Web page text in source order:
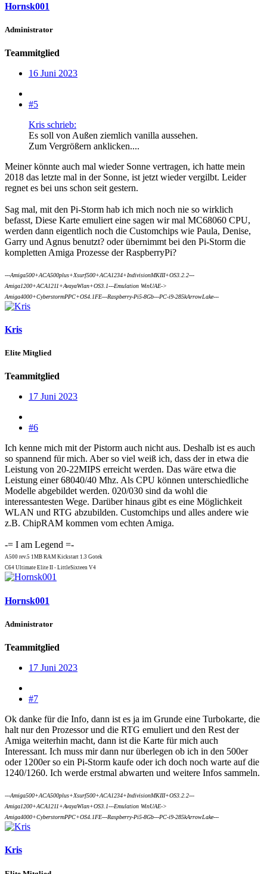
Hornsk001
Administrator
Teammitglied
16 Juni 2023
#5
Kris schrieb:
Es soll von Außen ziemlich vanilla aussehen.
Zum Vergrößern anklicken....
Meiner könnte auch mal wieder Sonne vertragen, ich hatte mein
2018 das letzte mal in der Sonne, ist jetzt wieder vergilbt. Leider
regnet es bei uns schon seit gestern.
Sag mal, mit den Pi-Storm hab ich mich noch nie so wirklich
befasst, Diese Karte emuliert eine sagen wir mal MC68060 CPU,
werden dann eigentlich noch die Customchips wie Paula, Denise,
Garry und Agnus benutzt? oder übernimmt bei den Pi-Storm die
kompletten Amiga Prozesse der RaspberryPi?
---Amiga500+ACA500plus+Xsurf500+ACA1234+IndivisionMKIII+OS3.2.2---
Amiga1200+ACA1211+AvayaWlan+OS3.1---Emulation WinUAE->
Amiga4000+CyberstormPPC+OS4.1FE---Raspberry-Pi5-8Gb---PC-i9-285kArrowLake---
Kris
Elite Mitglied
Teammitglied
17 Juni 2023
#6
Ich kenne mich mit der Pistorm auch nicht aus. Deshalb ist es auch
so spannend für mich. Aber so viel weiß ich, dass der in etwa die
Leistung von 20-22MIPS erreicht werden. Das wäre etwa die
Leistung einer 68040/40 Mhz. Als CPU können unterschiedliche
Modelle abgebildet werden. 020/030 sind da wohl die
interessantesten Wege. Darüber hinaus gibt es eine Möglichkeit
WLAN und RTG abzubilden. Customchips und alles andere wie
z.B. ChipRAM kommen vom echten Amiga.
-= I am Legend =-
A500 rev.5 1MB RAM Kickstart 1.3 Gotek
C64 Ultimate Elite II - LittleSixteen V4
Hornsk001
Administrator
Teammitglied
17 Juni 2023
#7
Ok danke für die Info, dann ist es ja im Grunde eine Turbokarte, die
halt nur den Prozessor und die RTG emuliert und den Rest der
Amiga weiterhin macht, dann ist die Karte für mich auch
Interessant. Ich muss mir dann nur überlegen ob ich in den 500er
oder 1200er so ein Pi-Storm kaufe oder ich doch noch warte auf die
1240/1260. Ich werde erstmal abwarten und weitere Infos sammeln.
---Amiga500+ACA500plus+Xsurf500+ACA1234+IndivisionMKIII+OS3.2.2---
Amiga1200+ACA1211+AvayaWlan+OS3.1---Emulation WinUAE->
Amiga4000+CyberstormPPC+OS4.1FE---Raspberry-Pi5-8Gb---PC-i9-285kArrowLake---
Kris